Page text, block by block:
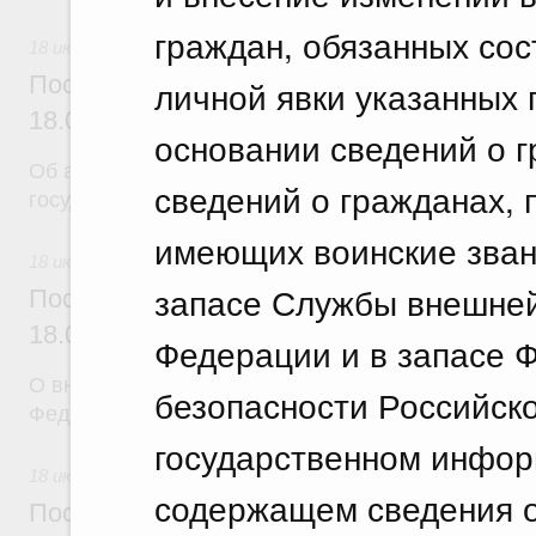
граждан, обязанных
личной явки
основании сведений о
сведений о
имеющих воинские
запасе Службы
Федерации и в запасе
безопасности
государственном
содержащем сведения
Постановление Правительства
18.07.2026 г. № 904
государственных контрактов
Постановление Правительства
18.07.2026 г. № 909
Федерации от 17 февраля 2024 г. № 179
Постановление Правительства